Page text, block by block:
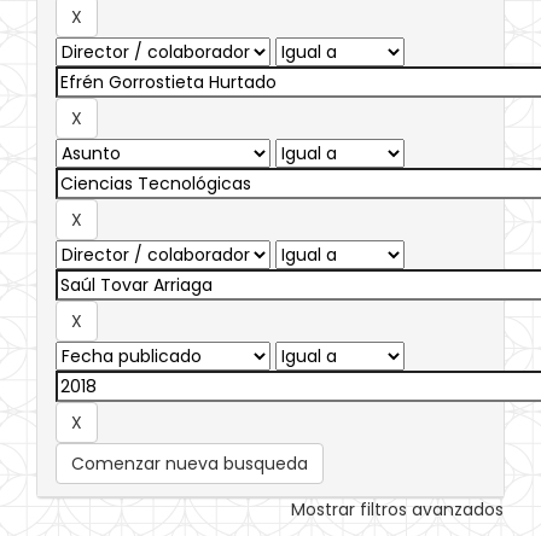
Comenzar nueva busqueda
Mostrar filtros avanzados